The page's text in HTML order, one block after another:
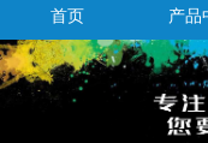
首页 产品